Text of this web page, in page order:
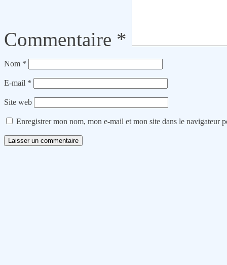
Commentaire *
Nom *
E-mail *
Site web
Enregistrer mon nom, mon e-mail et mon site dans le navigateur